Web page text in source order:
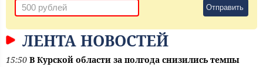
Отправить
ЛЕНТА НОВОСТЕЙ
15:50 В Курской области за полгода снизились темпы